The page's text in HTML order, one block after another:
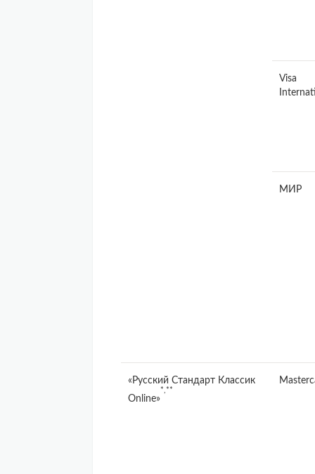
Visa
МИР
«Русский Стандарт Классик
Online»
*,**